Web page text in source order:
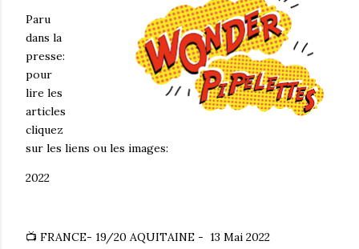
Paru
dans la
presse:
pour
lire les
articles
cliquez
sur les liens ou les images:
2022
📺 FRANCE- 19/20 AQUITAINE - 13 Mai 2022